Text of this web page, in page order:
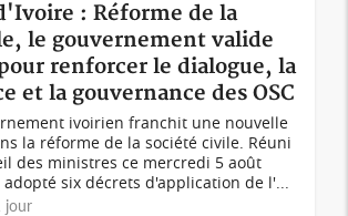
: Réforme de la
le gouvernement valide
renforcer le dialogue, la
et la gouvernance des OSC
ivoirien franchit une nouvelle
la réforme de la société civile. Réuni
des ministres ce mercredi 5 août
adopté six décrets d'application de l'...
jour